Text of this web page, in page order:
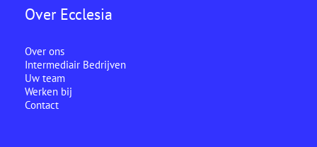
Over Ecclesia
Over ons
Intermediair Bedrijven
Uw team
Werken bij
Contact